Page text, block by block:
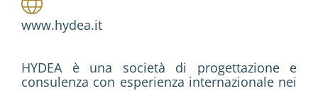
www.hydea.it
HYDEA è una società di progettazione e
consulenza con esperienza internazionale nei